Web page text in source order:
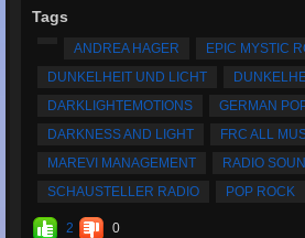
Tags
ANDREA HAGER
EPIC MYSTIC
DUNKELHEIT UND LICHT
DARKLIGHTEMOTIONS
GERMAN
DARKNESS AND LIGHT
FRC ALL
MAREVI MANAGEMENT
RADIO
SCHAUSTELLER RADIO
POP ROCK
2 0